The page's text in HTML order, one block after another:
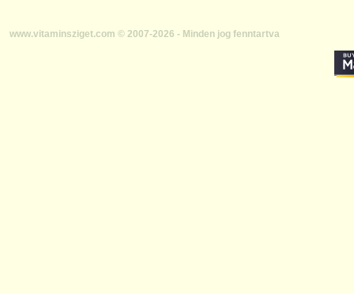
www.vitaminsziget.com © 2007-2026 - Minden jog fenntartva